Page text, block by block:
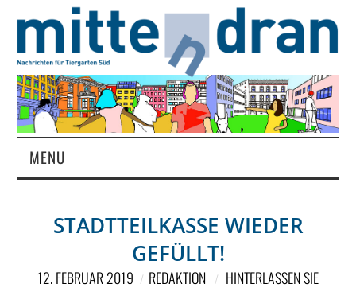
MENU
MAGAZIN
ÜBER UNS
STADTTEILKASSE WIEDER
GEFÜLLT!
12. FEBRUAR 2019 REDAKTION
HINTERLASSEN SIE